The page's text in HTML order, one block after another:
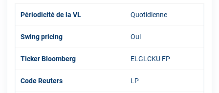
Périodicité de la VL Quotidienne
Swing pricing Oui
Ticker Bloomberg ELGLCKU FP
Code Reuters LP